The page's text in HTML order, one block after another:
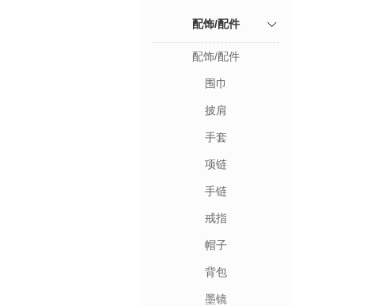
配饰/配件
配饰/配件
围巾
披肩
手套
项链
手链
戒指
帽子
背包
墨镜